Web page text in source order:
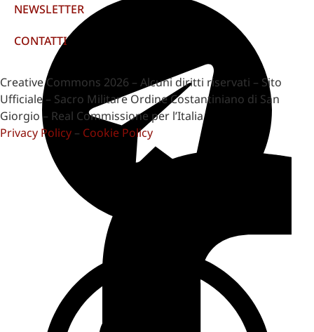
NEWSLETTER
CONTATTI
Creative Commons 2026 – Alcuni diritti riservati – Sito
Ufficiale – Sacro Militare Ordine Costantiniano di San
Giorgio – Real Commissione per l’Italia
Privacy Policy – Cookie Policy